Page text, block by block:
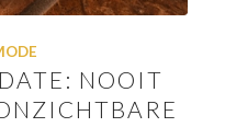
NOOIT